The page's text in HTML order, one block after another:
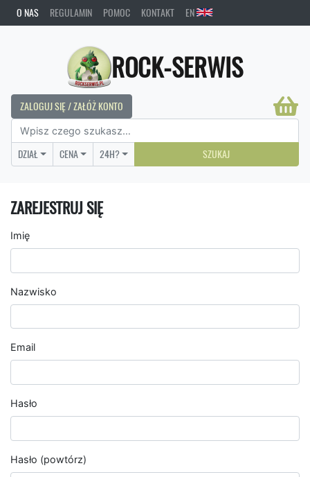
O NAS REGULAMIN POMOC KONTAKT EN
ROCK-SERWIS
ZALOGUJ SIĘ / ZAŁÓŻ KONTO
DZIAŁ CENA 24H? SZUKAJ
ZAREJESTRUJ SIĘ
Imię
Nazwisko
Email
Hasło
Hasło (powtórz)